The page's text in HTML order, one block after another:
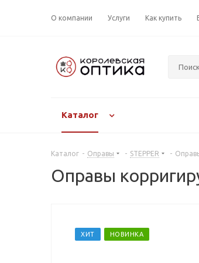
О компании Услуги Как купить
Каталог
Каталог - Оправы - STEPPER -
Оправы
ХИТ НОВИНКА